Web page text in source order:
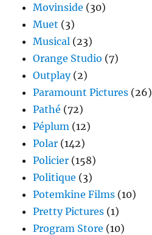
Movinside (30)
Muet (3)
Musical (23)
Orange Studio (7)
Outplay(2)
Paramount Pictures (26)
Pathé (72)
Péplum (12)
Polar (142)
Policier (158)
Politique (3)
Potemkine Films (10)
Pretty Pictures (1)
Program Store (10)